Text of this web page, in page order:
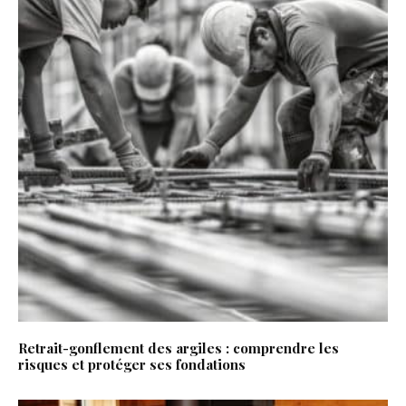
Retrait-gonflement des argiles : comprendre les
risques et protéger ses fondations